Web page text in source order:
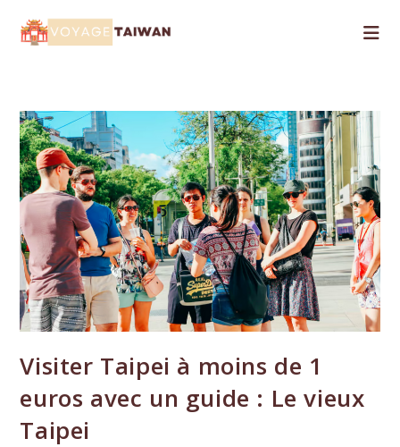
Visiter Taipei à moins de 1
euros avec un guide : Le vieux
Taipei